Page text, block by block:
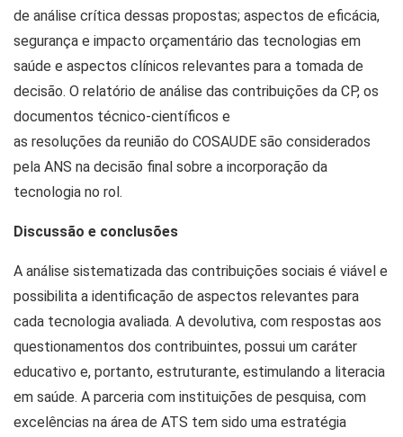
de análise crítica dessas propostas; aspectos de eficácia,
segurança e impacto orçamentário das tecnologias em
saúde e aspectos clínicos relevantes para a tomada de
decisão. O relatório de análise das contribuições da CP, os
documentos técnico-científicos e
as resoluções da reunião do COSAUDE são considerados
pela ANS na decisão final sobre a incorporação da
tecnologia no rol.
Discussão e conclusões
A análise sistematizada das contribuições sociais é viável e
possibilita a identificação de aspectos relevantes para
cada tecnologia avaliada. A devolutiva, com respostas aos
questionamentos dos contribuintes, possui um caráter
educativo e, portanto, estruturante, estimulando a literacia
em saúde. A parceria com instituições de pesquisa, com
excelências na área de ATS tem sido uma estratégia